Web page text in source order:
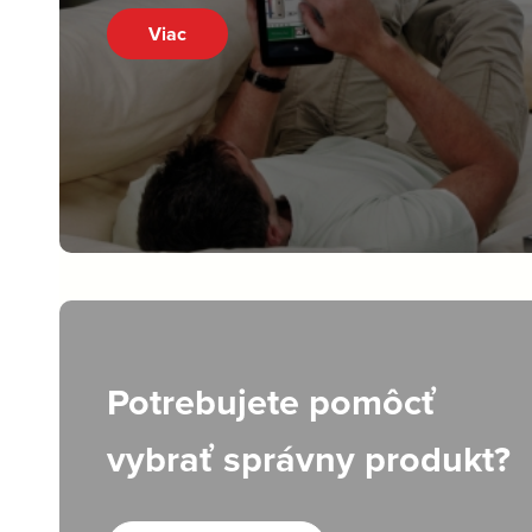
Viac
Potrebujete pomôcť
vybrať správny produkt?